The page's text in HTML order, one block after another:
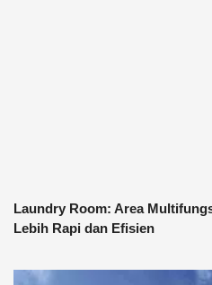
Laundry Room: Area
Lebih Rapi dan Efisien